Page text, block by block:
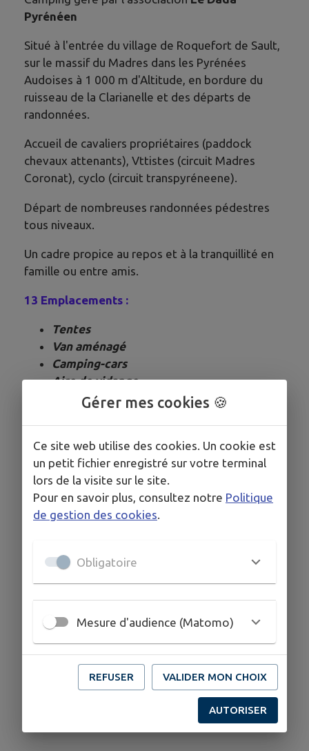
Pyrénéen
Situé à l'entrée du village de Roquefort de Sault,
sur le massif du Madres dans les Pyrénées
Audoises à 1 000 m d'Altitude, en bordure du
ruisseau de la Clarianelle et des départs de
randonnées.
Accueil de cavaliers propriétaires (paddock
chevaux attenants), Vttistes (circuit Madres
Coronat), cyclo (circuit transpyréneene).
Départ de nombreuses randonnées pédestres
tous niveaux.
Un cadre propice au repos et à la tranquillité en
famille ou entre amis.
13 Emplacements :
Tentes
Van aménagé
Camping-cars
Aire de vidange
📞07 75 95 89 88
📩dotyflint@hotmail.fr
Page facebook
Instagram
Gérer mes cookies 🍪
Ce site web utilise des cookies. Un cookie est
un petit fichier enregistré sur votre terminal
lors de la visite sur le site.
Pour en savoir plus, consultez notre Politique
de gestion des cookies.
Obligatoire
Mesure d'audience (Matomo)
REFUSER VALIDER MON CHOIX
AUTORISER